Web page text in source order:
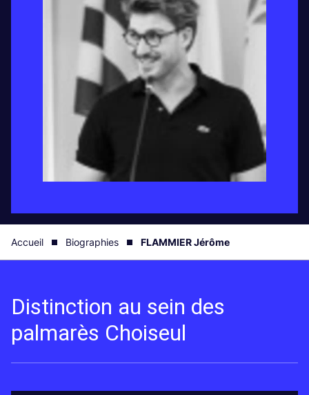
Accueil Biographies FLAMMIER Jérôme
Distinction au sein des
palmarès Choiseul